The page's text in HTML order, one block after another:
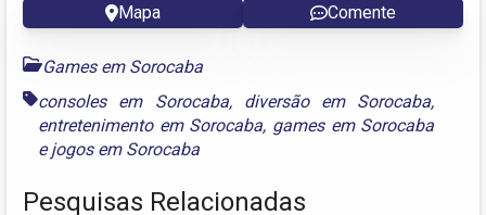
Mapa Comente
Games em Sorocaba
consoles em Sorocaba, diversão em Sorocaba,
entretenimento em Sorocaba, games em Sorocaba
ejogos em Sorocaba
Pesquisas Relacionadas